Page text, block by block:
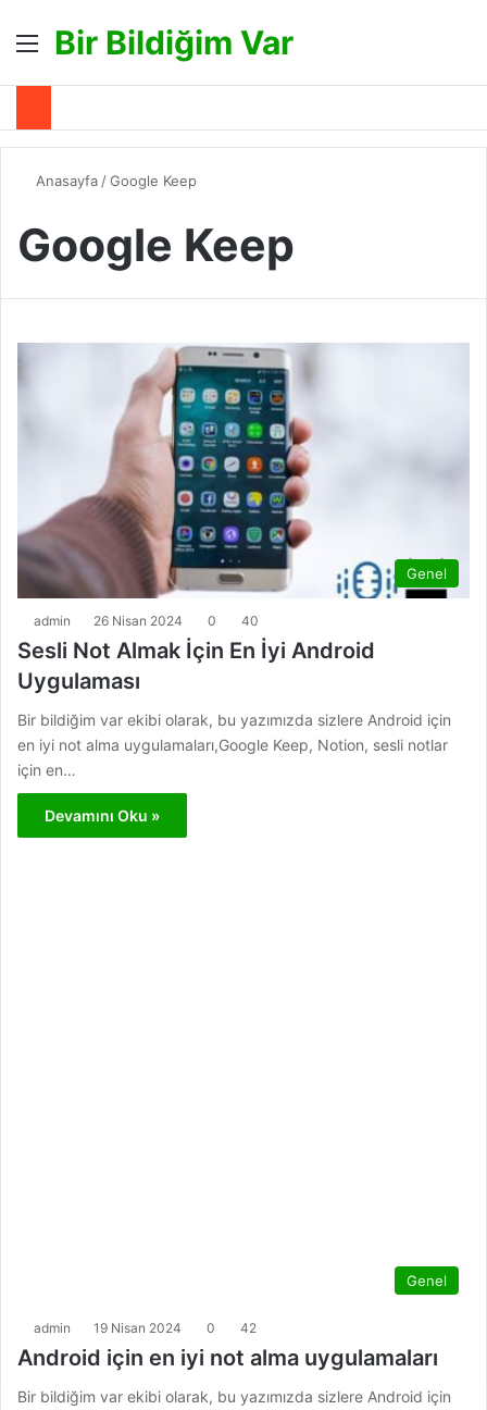
Menü
Bir Bildiğim Var
Anasayfa /Google Keep
Google Keep
Genel
admin 26 Nisan 2024 0 40
Sesli Not Almak İçin En İyi Android
Uygulaması
Bir bildiğim var ekibi olarak, bu yazımızda sizlere Android için
en iyi not alma uygulamaları,Google Keep, Notion, sesli notlar
için en…
Devamını Oku »
Genel
admin 19 Nisan 2024 0 42
Android için en iyi not alma uygulamaları
Bir bildiğim var ekibi olarak, bu yazımızda sizlere Android için